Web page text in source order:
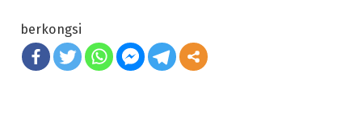
berkongsi